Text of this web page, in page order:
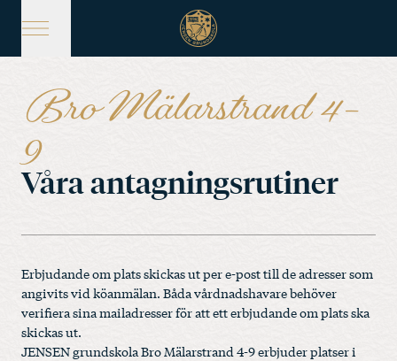
huvudinnehåll
Bro Mälarstrand 4-
9
Våra antagningsrutiner
Erbjudande om plats skickas ut per e-post till de adresser som
angivits vid köanmälan. Båda vårdnadshavare behöver
verifiera sina mailadresser för att ett erbjudande om plats ska
skickas ut.
JENSEN grundskola Bro Mälarstrand 4-9 erbjuder platser i